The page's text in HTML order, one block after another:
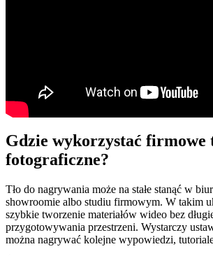
Gdzie wykorzystać firmowe
fotograficzne?
Tło do nagrywania może na stałe stanąć w
showroomie albo studiu firmowym. W takim
szybkie tworzenie materiałów wideo bez
przygotowywania przestrzeni. Wystarczy
można nagrywać kolejne wypowiedzi,